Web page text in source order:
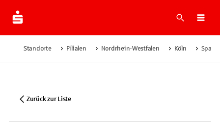
Suche
Standorte Filialen Nordrhein-Westfalen Köln
Zurück zur Liste